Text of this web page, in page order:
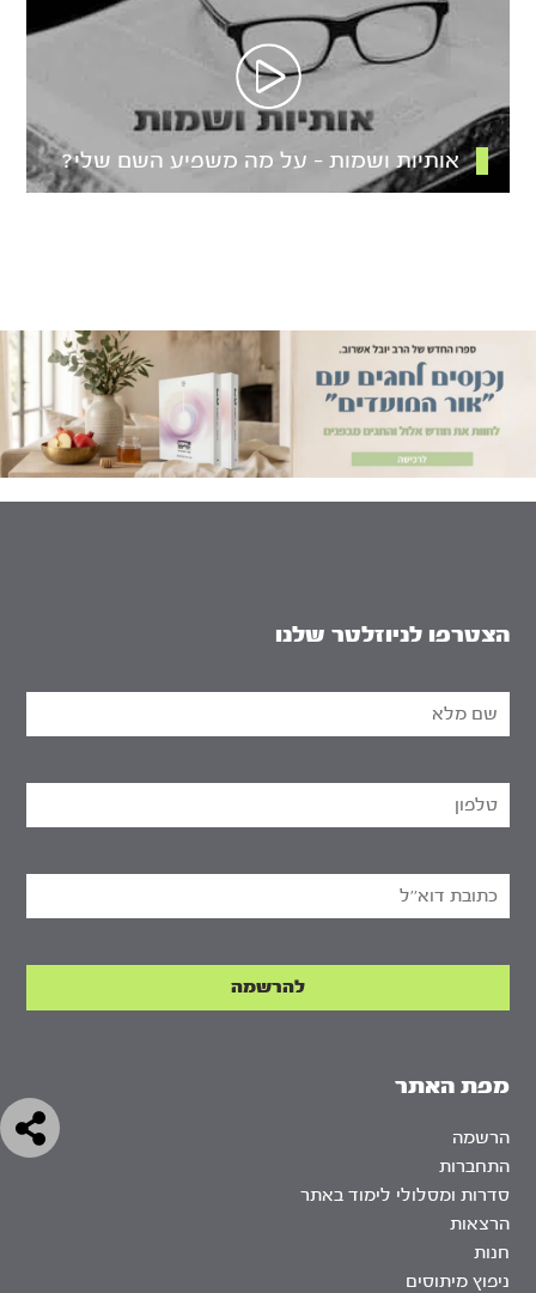
אותיות ושמות – על מה משפיע השם שלי?
מפת האתר
הרשמה
התחברות
סדרות ומסלולי לימוד באתר
הרצאות
חנות
ניפוץ מיתוסים
הצטרפו לניוזלטר שלנו